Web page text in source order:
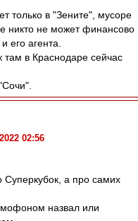
только в "Зените", мусоре
никто не может финансово
его агента.
там в Краснодаре сейчас
02:56
а про самих
назвал или